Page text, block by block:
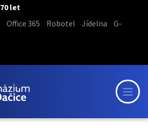
70 let
Office 365 Robotel Jídelna
G-